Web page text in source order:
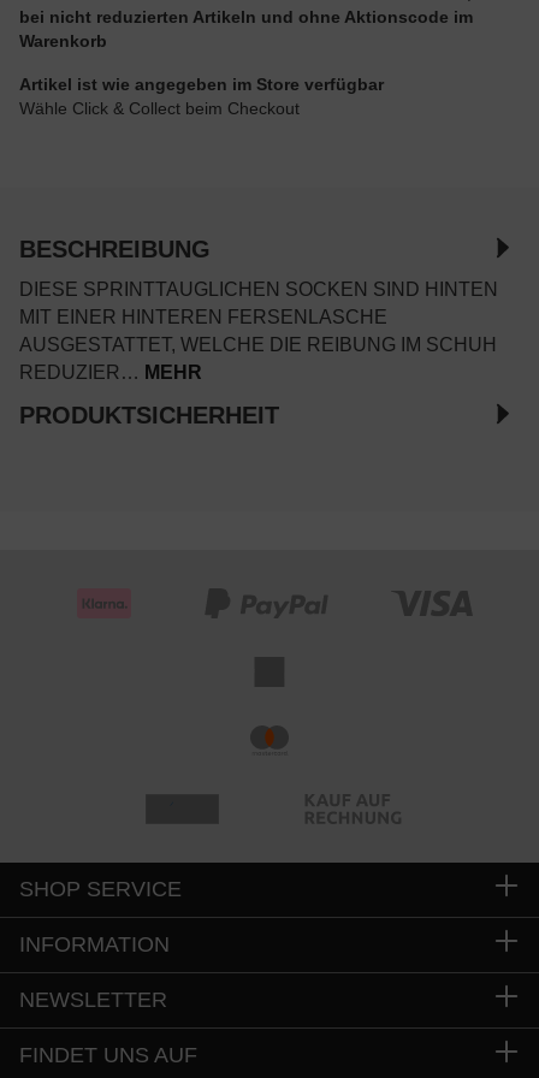
bei nicht reduzierten Artikeln und ohne Aktionscode im
Warenkorb
Artikel ist wie angegeben im Store verfügbar
Wähle Click & Collect beim Checkout
BESCHREIBUNG
DIESE SPRINTTAUGLICHEN SOCKEN SIND HINTEN
MIT EINER HINTEREN FERSENLASCHE
AUSGESTATTET, WELCHE DIE REIBUNG IM SCHUH
REDUZIER… MEHR
PRODUKTSICHERHEIT
SHOP SERVICE
INFORMATION
NEWSLETTER
FINDET UNS AUF